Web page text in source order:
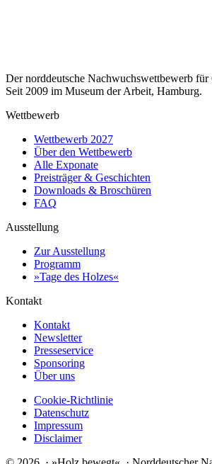
Der norddeutsche Nachwuchswettbewerb
Seit 2009 im Museum der Arbeit, Hamburg.
Wettbewerb
Wettbewerb 2027
Über den Wettbewerb
Alle Exponate
Preisträger & Geschichten
Downloads & Broschüren
FAQ
Ausstellung
Zur Ausstellung
Programm
»Tage des Holzes«
Kontakt
Kontakt
Newsletter
Presseservice
Sponsoring
Über uns
Cookie-Richtlinie
Datenschutz
Impressum
Disclaimer